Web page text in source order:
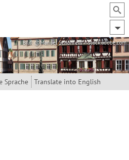
Bild: @Manuel Schönfeld – stock.adobe.com
Sprache Translate into English